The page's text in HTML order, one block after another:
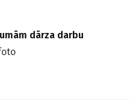
dārza darbu